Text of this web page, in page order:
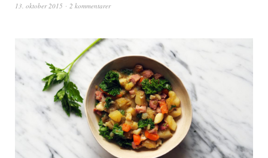
13. oktober 2015 2 kommentarer